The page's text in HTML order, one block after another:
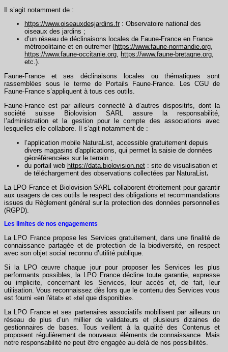
Il s’agit notamment de :
https://www.oiseauxdesjardins.fr : Observatoire national des
oiseaux des jardins ;
d’un réseau de déclinaisons locales de Faune-France en France
métropolitaine et en outremer (https://www.faune-normandie.org,
https://www.faune-occitanie.org, https://www.faune-bretagne.org,
etc.).
Faune-France et ses déclinaisons locales ou thématiques sont
rassemblées sous le terme de Portails Faune-France. Les CGU de
Faune-France s’appliquent à tous ces outils.
Faune-France est par ailleurs connecté à d’autres dispositifs, dont la
société suisse Biolovision SARL assure la responsabilité,
l’administration et la gestion pour le compte des associations avec
lesquelles elle collabore. Il s’agit notamment de :
l’application mobile NaturaList, accessible gratuitement depuis
divers magasins d'applications, qui permet la saisie de données
géoréférencées sur le terrain ;
du portail web https://data.biolovision.net : site de visualisation et
de téléchargement des observations collectées par NaturaList.
La LPO France et Biolovision SARL collaborent étroitement pour garantir
aux usagers de ces outils le respect des obligations et recommandations
issues du Règlement général sur la protection des données personnelles
(RGPD).
Les limites de nos engagements
La LPO France propose les Services gratuitement, dans une finalité de
connaissance partagée et de protection de la biodiversité, en respect
avec son objet social reconnu d’utilité publique.
Si la LPO œuvre chaque jour pour proposer les Services les plus
performants possibles, la LPO France décline toute garantie, expresse
ou implicite, concernant les Services, leur accès et, de fait, leur
utilisation. Vous reconnaissez dès lors que le contenu des Services vous
est fourni «en l'état» et «tel que disponible».
La LPO France et ses partenaires associatifs mobilisent par ailleurs un
réseau de plus d’un millier de validateurs et plusieurs dizaines de
gestionnaires de bases. Tous veillent à la qualité des Contenus et
proposent régulièrement de nouveaux éléments de connaissance. Mais
notre responsabilité ne peut être engagée au-delà de nos possibilités.